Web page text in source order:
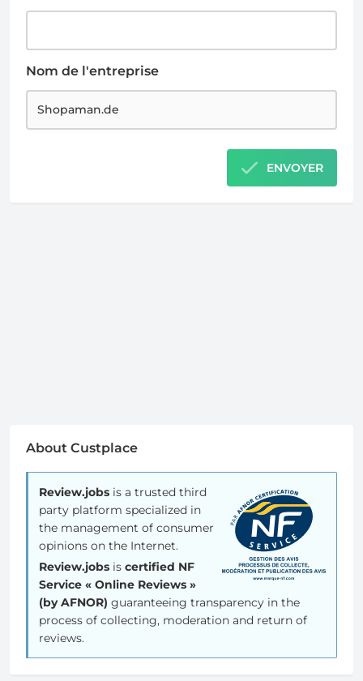
Nom de l'entreprise
ENVOYER
About Custplace
Review.jobs is a trusted third
party platform specialized in
the management of consumer
opinions on the Internet.
Review.jobs is certified NF
Service « Online Reviews »
(by AFNOR) guaranteeing transparency in the
process of collecting, moderation and return of
reviews.